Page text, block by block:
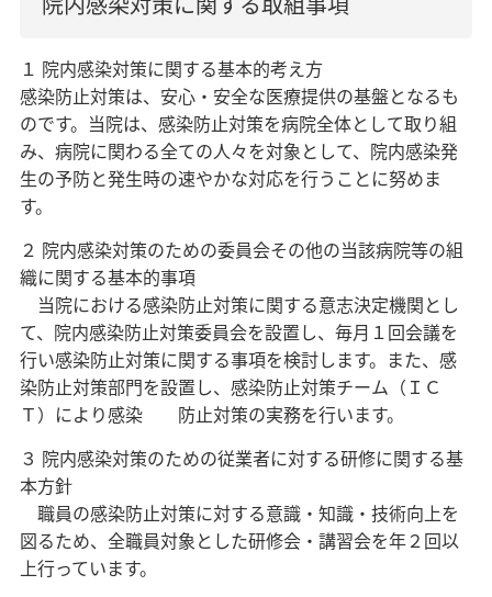
１ 院内感染対策に関する基本的考え方
感染防止対策は、安心・安全な医療提供の基盤となるも
のです。当院は、感染防止対策を病院全体として取り組
み、病院に関わる全ての人々を対象として、院内感染発
生の予防と発生時の速やかな対応を行うことに努めま
す。
２ 院内感染対策のための委員会その他の当該病院等の組
織に関する基本的事項
当院における感染防止対策に関する意志決定機関とし
て、院内感染防止対策委員会を設置し、毎月１回会議を
行い感染防止対策に関する事項を検討します。また、感
染防止対策部門を設置し、感染防止対策チーム（ＩＣ
Ｔ）により感染 防止対策の実務を行います。
３ 院内感染対策のための従業者に対する研修に関する基
本方針
職員の感染防止対策に対する意識・知識・技術向上を
図るため、全職員対象とした研修会・講習会を年２回以
上行っています。